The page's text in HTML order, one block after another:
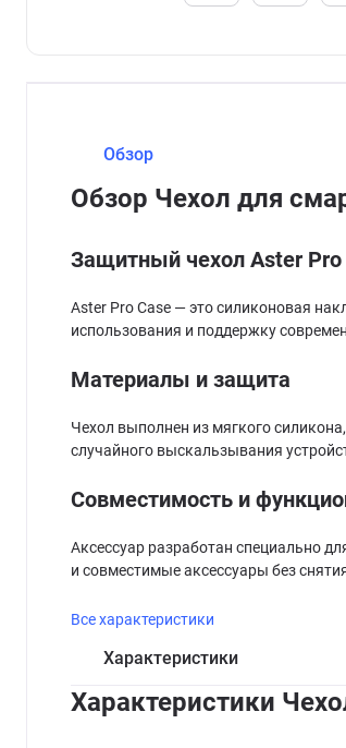
Обзор
Обзор Чехол для
Защитный чехол Aster Pro
Aster Pro Case — это силиконовая
использования и поддержку
Материалы и защита
Чехол выполнен из мягкого
случайного выскальзывания
Совместимость и
Аксессуар разработан специально
и совместимые аксессуары без
Все характеристики
Характеристики
Характеристики